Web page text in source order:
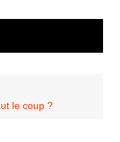
le coup ?